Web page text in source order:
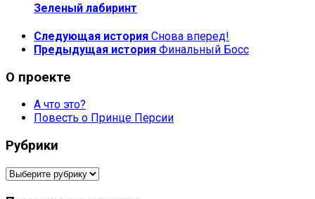
Зеленый лабиринт
Следующая история Снова вперед!
Предыдущая история Финальный Босс
О проекте
А что это?
Повесть о Принце Персии
Рубрики
Рубрики